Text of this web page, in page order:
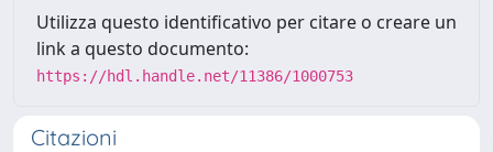
Utilizza questo identificativo per citare o creare un
link a questo documento:
https://hdl.handle.net/11386/1000753
Citazioni